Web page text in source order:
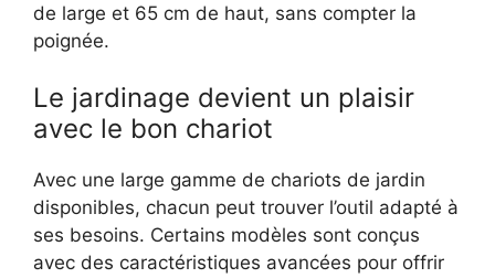
de large et 65 cm de haut, sans compter la
poignée.
Le jardinage devient un plaisir
avec le bon chariot
Avec une large gamme de chariots de jardin
disponibles, chacun peut trouver l’outil adapté à
ses besoins. Certains modèles sont conçus
avec des caractéristiques avancées pour offrir